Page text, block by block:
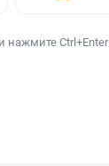
нажмите Ctrl+Enter